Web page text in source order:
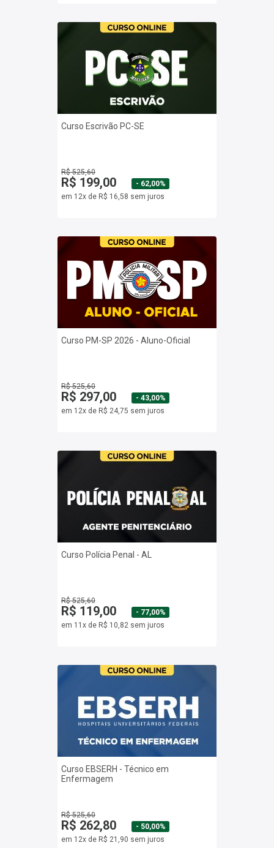
Curso Escrivão PC-SE
R$ 525,60
R$ 199,00
- 62,00%
em 12x de R$ 16,58 sem juros
Curso PM-SP 2026 - Aluno-Oficial
R$ 525,60
R$ 297,00
- 43,00%
em 12x de R$ 24,75 sem juros
Curso Polícia Penal - AL
R$ 525,60
R$ 119,00
- 77,00%
em 11x de R$ 10,82 sem juros
Curso EBSERH - Técnico em
Enfermagem
R$ 525,60
R$ 262,80
- 50,00%
em 12x de R$ 21,90 sem juros